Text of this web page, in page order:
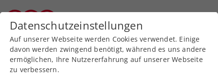
Zurück zur Newsübersicht
Billie Jean King Cup
Datenschutzeinstellungen
Auf unserer Webseite werden Cookies verwendet. Einige
davon werden zwingend benötigt, während es uns andere
ermöglichen, Ihre Nutzererfahrung auf unserer Webseite
zu verbessern.